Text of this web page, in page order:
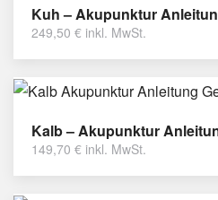
Kuh – Akupunktur
249,50 € inkl. MwSt.
Kalb – Akupunktur
149,70 € inkl. MwSt.